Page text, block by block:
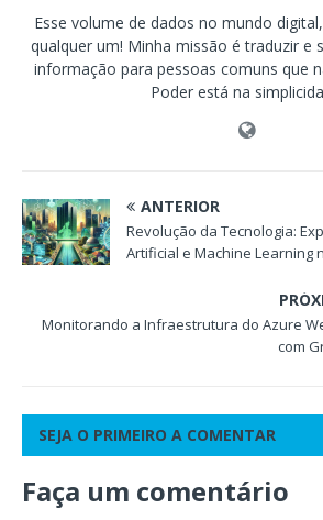
Esse volume de dados no mundo
qualquer um! Minha missão é traduzir e
informação para pessoas comuns que
Poder está na
ANTERIOR
Revolução da Tecnologia:
Artificial e Machine Learning
Monitorando a Infraestrutura do Azure
com
SEJA O PRIMEIRO A COMENTAR
Faça um comentário